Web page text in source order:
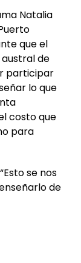
Natalia
que el
de
participar
lo que
costo que
para
se nos
de